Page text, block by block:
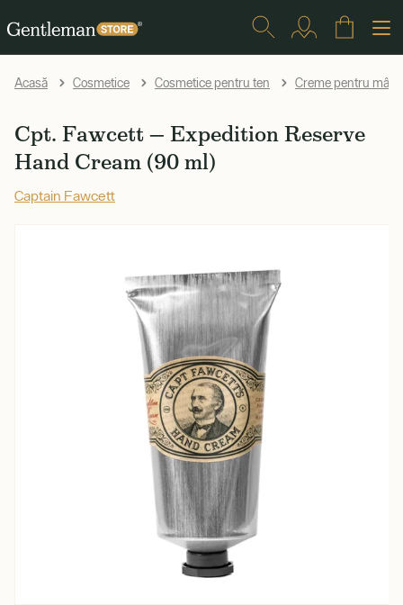
Acasă Cosmetice Cosmetice pentru ten Creme pentru mâini
Cpt. Fawcett — Expedition Reserve
Hand Cream (90 ml)
Captain Fawcett